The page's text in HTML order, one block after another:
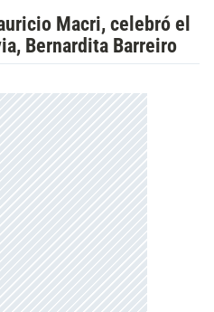
Macri, celebró el
Bernardita Barreiro